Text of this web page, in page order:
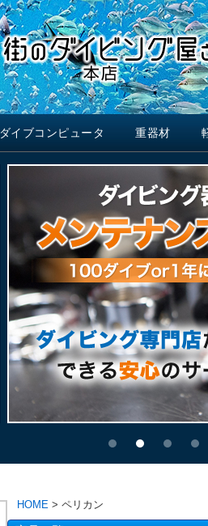
ダイブコンピュータ 重器材
HOME > ペリカン